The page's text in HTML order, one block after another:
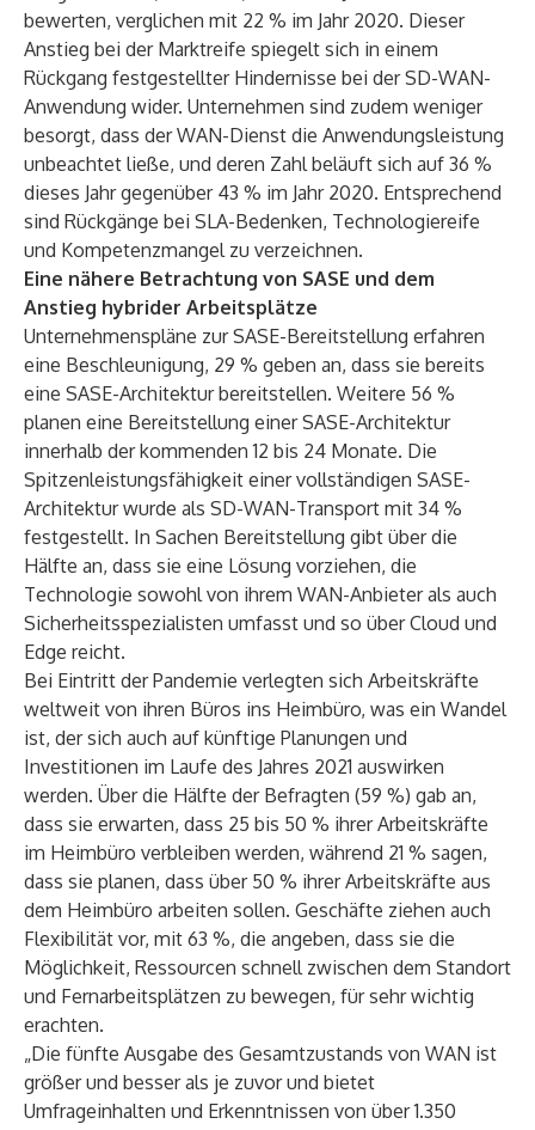
bewerten, verglichen mit 22 % im Jahr 2020. Dieser
Anstieg bei der Marktreife spiegelt sich in einem
Rückgang festgestellter Hindernisse bei der SD-WAN-
Anwendung wider. Unternehmen sind zudem weniger
besorgt, dass der WAN-Dienst die Anwendungsleistung
unbeachtet ließe, und deren Zahl beläuft sich auf 36 %
dieses Jahr gegenüber 43 % im Jahr 2020. Entsprechend
sind Rückgänge bei SLA-Bedenken, Technologiereife
und Kompetenzmangel zu verzeichnen.
Eine nähere Betrachtung von SASE und dem
Anstieg hybrider Arbeitsplätze
Unternehmenspläne zur SASE-Bereitstellung erfahren
eine Beschleunigung, 29 % geben an, dass sie bereits
eine SASE-Architektur bereitstellen. Weitere 56 %
planen eine Bereitstellung einer SASE-Architektur
innerhalb der kommenden 12 bis 24 Monate. Die
Spitzenleistungsfähigkeit einer vollständigen SASE-
Architektur wurde als SD-WAN-Transport mit 34 %
festgestellt. In Sachen Bereitstellung gibt über die
Hälfte an, dass sie eine Lösung vorziehen, die
Technologie sowohl von ihrem WAN-Anbieter als auch
Sicherheitsspezialisten umfasst und so über Cloud und
Edge reicht.
Bei Eintritt der Pandemie verlegten sich Arbeitskräfte
weltweit von ihren Büros ins Heimbüro, was ein Wandel
ist, der sich auch auf künftige Planungen und
Investitionen im Laufe des Jahres 2021 auswirken
werden. Über die Hälfte der Befragten (59 %) gab an,
dass sie erwarten, dass 25 bis 50 % ihrer Arbeitskräfte
im Heimbüro verbleiben werden, während 21 % sagen,
dass sie planen, dass über 50 % ihrer Arbeitskräfte aus
dem Heimbüro arbeiten sollen. Geschäfte ziehen auch
Flexibilität vor, mit 63 %, die angeben, dass sie die
Möglichkeit, Ressourcen schnell zwischen dem Standort
und Fernarbeitsplätzen zu bewegen, für sehr wichtig
erachten.
„Die fünfte Ausgabe des Gesamtzustands von WAN ist
größer und besser als je zuvor und bietet
Umfrageinhalten und Erkenntnissen von über 1.350